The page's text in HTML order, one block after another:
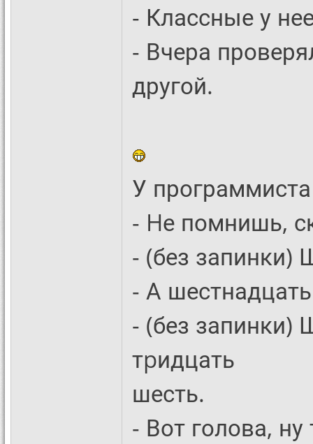
- Классные у
- Вчера
другой.
У
- Hе помнишь,
- (без запинки)
- А
- (без запинки)
тpидцать
шесть.
- Вот голова,